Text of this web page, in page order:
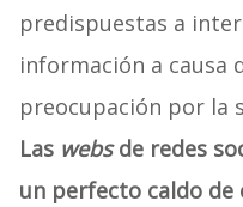
predispuestas a
información a causa
preocupación por la
Las websde redes
un perfecto caldo